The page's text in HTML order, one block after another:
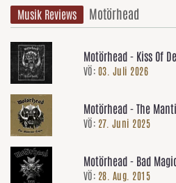
Musik Reviews Motörhead
Motörhead - Kiss Of
VÖ: 03. Juli 2026
Motörhead - The
VÖ: 27. Juni 2025
Motörhead - Bad
VÖ: 28. Aug. 2015